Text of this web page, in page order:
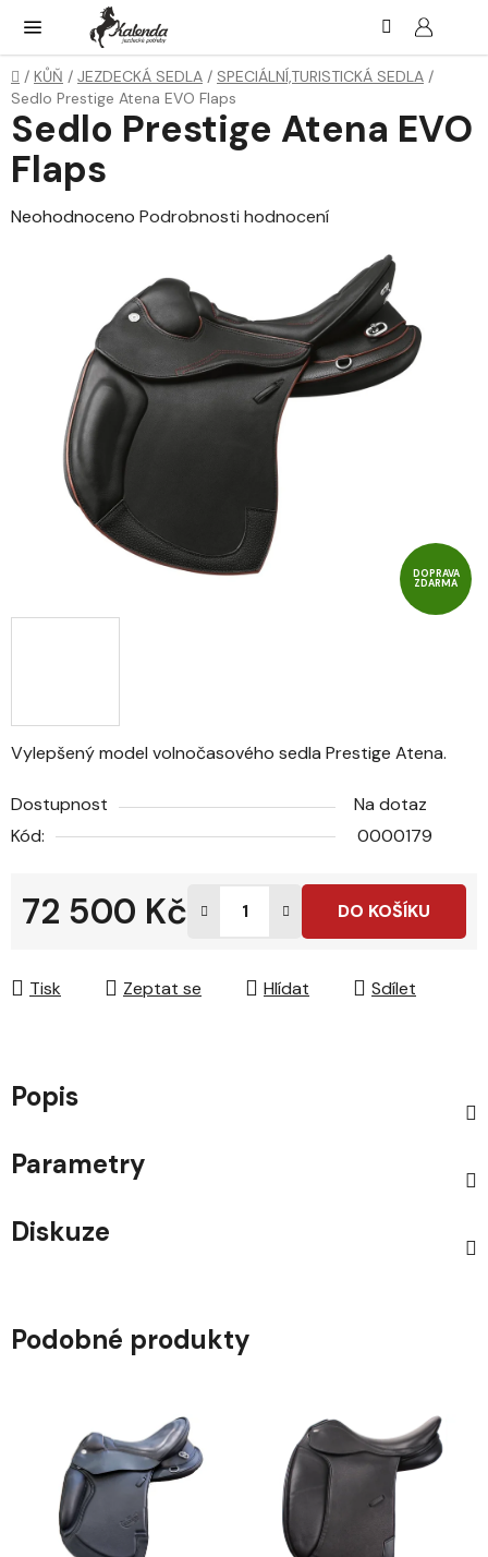
obsah
Domů
/ KŮŇ / JEZDECKÁ SEDLA / SPECIÁLNÍ,TURISTICKÁ SEDLA /
Sedlo Prestige Atena EVO Flaps
Vylepšený model volnočasového sedla Prestige Atena.
Dostupnost
Na dotaz
Kód:
0000179
72 500 Kč DO KOŠÍKU
Tisk Zeptat se Hlídat Sdílet
Sedlo Prestige Atena EVO
Flaps
Průměrné
hvězdiček.
Neohodnoceno Podrobnosti hodnocení
DOPRAVA
ZDARMA
Popis
Parametry
Diskuze
Podobné produkty